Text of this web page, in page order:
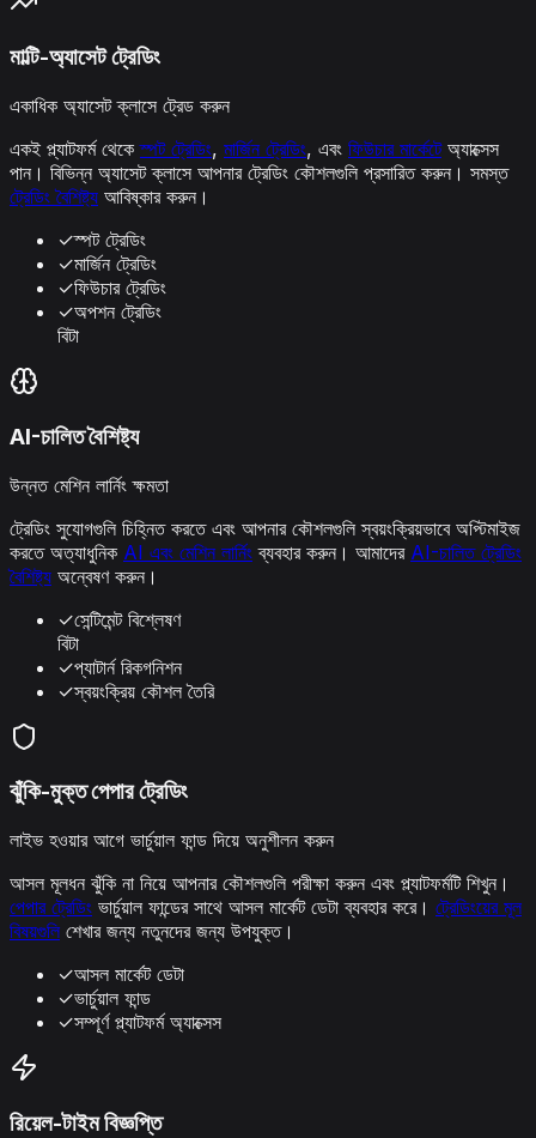
মাল্টি-অ্যাসেট ট্রেডিং
একাধিক অ্যাসেট ক্লাসে ট্রেড করুন
একই প্ল্যাটফর্ম থেকেস্পট ট্রেডিং, মার্জিন ট্রেডিং, এবং ফিউচার মার্কেটেঅ্যাক্সেস
পান। বিভিন্ন অ্যাসেট ক্লাসে আপনার ট্রেডিং কৌশলগুলি প্রসারিত করুন। সমস্ত
ট্রেডিং বৈশিষ্ট্য আবিষ্কার করুন।
✓স্পট ট্রেডিং
✓মার্জিন ট্রেডিং
✓ফিউচার ট্রেডিং
✓অপশন ট্রেডিং
বিটা
AI-চালিত বৈশিষ্ট্য
উন্নত মেশিন লার্নিং ক্ষমতা
ট্রেডিং সুযোগগুলি চিহ্নিত করতে এবং আপনার কৌশলগুলি স্বয়ংক্রিয়ভাবে অপ্টিমাইজ
করতে অত্যাধুনিক AI এবং মেশিন লার্নিং ব্যবহার করুন। আমাদের AI-চালিত ট্রেডিং
বৈশিষ্ট্য অন্বেষণ করুন।
✓সেন্টিমেন্ট বিশ্লেষণ
বিটা
✓প্যাটার্ন রিকগনিশন
✓স্বয়ংক্রিয় কৌশল তৈরি
ঝুঁকি-মুক্ত পেপার ট্রেডিং
লাইভ হওয়ার আগে ভার্চুয়াল ফান্ড দিয়ে অনুশীলন করুন
আসল মূলধন ঝুঁকি না নিয়ে আপনার কৌশলগুলি পরীক্ষা করুন এবং প্ল্যাটফর্মটি শিখুন।
পেপার ট্রেডিং ভার্চুয়াল ফান্ডের সাথে আসল মার্কেট ডেটা ব্যবহার করে। ট্রেডিংয়ের মূল
বিষয়গুলি শেখার জন্য নতুনদের জন্য উপযুক্ত।
✓আসল মার্কেট ডেটা
✓ভার্চুয়াল ফান্ড
✓সম্পূর্ণ প্ল্যাটফর্ম অ্যাক্সেস
রিয়েল-টাইম বিজ্ঞপ্তি